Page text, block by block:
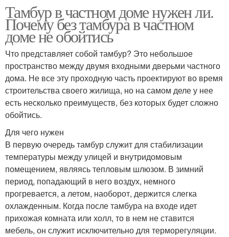
Лестница в загородном
доме
перилами
Тамбур в доме
Тамбур в частном доме нужен ли.
Почему без тамбура в частном
доме не обойтись
Что представляет собой тамбур? Это небольшое
пространство между двумя входными дверьми частного
дома. Не все эту проходную часть проектируют во время
строительства своего жилища, но на самом деле у нее
есть несколько преимуществ, без которых будет сложно
обойтись.
Для чего нужен
В первую очередь тамбур служит для стабилизации
температуры между улицей и внутридомовым
помещением, являясь тепловым шлюзом. В зимний
период, попадающий в него воздух, немного
прогревается, а летом, наоборот, держится слегка
охлажденным. Когда после тамбура на входе идет
прихожая комната или холл, то в нем не ставится
мебель, он служит исключительно для терморегуляции.